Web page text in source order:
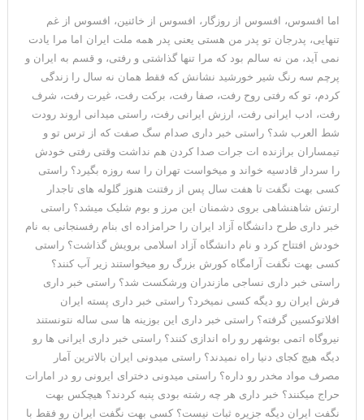
اما افسوس، افسوس از روزگار، افسوس از خائنین، افسوس از غم
تنهایی، پدرجان تو پدر من هستی یعنی پدر همه ملت ایران اما مرا یادت
نمی آید، من نه سالم بود که مرا تنها گذاشتی و رفتی، و قسم به ایران و
پرچم سه رنگ شیر خورشید نشانش که فقط همان نه سال را زندگی
کردم، تو که رفتی روح رفت، صفا رفت، برکت رفت، غیرت رفت، شرف
رفت، ادب ایرانی رفت، ارزش ایرانی رفت، راستی میدانی اروند رودت
شط العرب شد؟ راستی خبر داری صدام سگ صفت که از ترس تو و
تیمساران برازنده ات جرات صدا کردن هم نداشت وقتی رفتی خودش
را سردار قادسیه خواند و میخواست تهران را سه روزه بگیرد؟ راستی
کسی بهت نگفت تا هفت سال پس از رفتنت هنوز گلوله های تاجدار
ارتش شاهنشاهی بروی دشمنان این مرز و بوم شلیک میشد؟ راستی
خبر داری طرح دانشگاه آزاد ایران را حرامزاده ای بنام رفسنجانی به نام
خودش افتتاح کرد و نام دانشگاه آزاد اسلامی برویش گذاشت؟ راستی
کسی بهت نگفت آرامگاه کورش بزرگ رو میخواستند زیر آب کنند؟
راستی خبر داری نساجی مازندران ورشکست شد؟ راستی خبر داری
فرش ایران رو دیگه کسی نمیخرد؟ راستی خبر داری پسته ایران
افلاتوکسین گرفته؟ راستی خبر داری این بوزینه ها سی ساله نتونستند
نیروگاه اتمی بوشهر رو راه اندازی کنند؟ راستی خبر داری ایرانی ها رو
دیگه هیچ کجای دنیا راه نمیدند؟ راستی میدونی ایران بالاترین آمار
مصرف مواد مخدر رو داره؟ راستی میدونی دخترای ایرونی رو در امارات
حراج میکنند؟ خبر داری هر چه رشته بودی پنبه کردند؟ هیچکس بهت
نگفت ایران دیگه جزیره ثبات نیست؟ کسی بهت نگفت ایران رو فقط با